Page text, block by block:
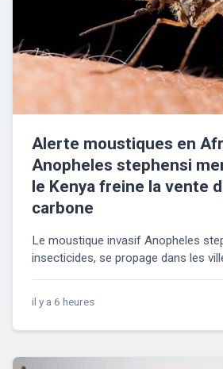
Alerte moustiques en
Anopheles stephensi
le Kenya freine la vente
carbone
Le moustique invasif Anopheles
insecticides, se propage dans les
il y a 6 heures